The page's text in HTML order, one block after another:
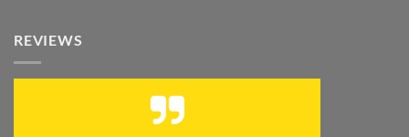
REVIEWS